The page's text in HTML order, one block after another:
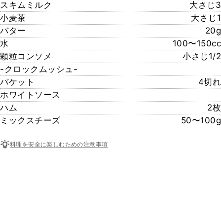
スキムミルク
大さじ3
小麦茶
大さじ1
バター
20g
水
100〜150cc
顆粒コンソメ
小さじ1/2
-クロックムッシュ-
バケット
4切れ
ホワイトソース
ハム
2枚
ミックスチーズ
50〜100g
料理を安全に楽しむための注意事項